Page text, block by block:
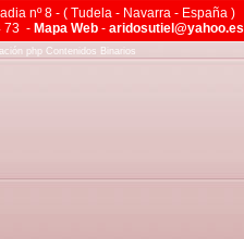
nº 8 - ( Tudela - Navarra - España )
73 - Mapa Web- aridosutiel@yahoo.es
php Contenidos Binarios